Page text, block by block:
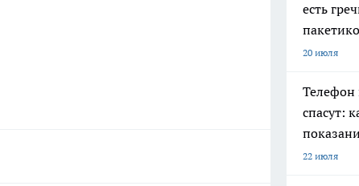
есть
20 июля
Телефон
спасут:
22 июля